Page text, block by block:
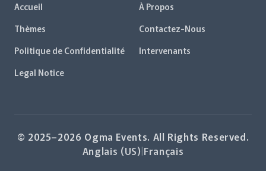
Accueil
À Propos
Thèmes
Contactez-Nous
Politique de Confidentialité
Intervenants
Legal Notice
© 2025–2026 Ogma Events. All Rights Reserved.
Anglais (US)|Français